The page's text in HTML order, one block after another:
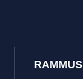
RAMMUS